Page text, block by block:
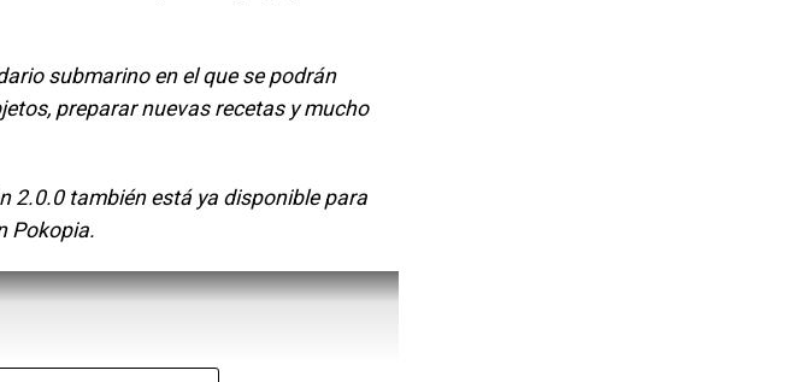
submarino en el que se podrán
preparar nuevas recetas y mucho
2.0.0 también está ya disponible para
Pokopia.